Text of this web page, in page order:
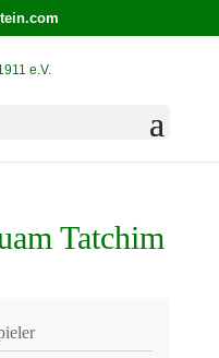
Tatchim